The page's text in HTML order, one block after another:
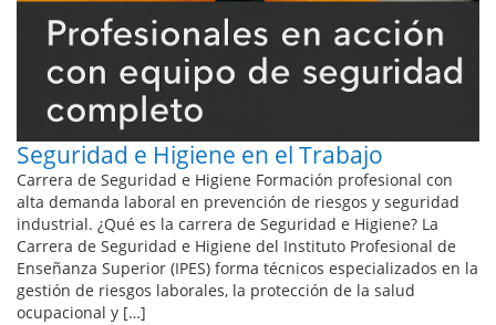
Seguridad e Higiene en el Trabajo
Carrera de Seguridad e Higiene Formación profesional con
alta demanda laboral en prevención de riesgos y seguridad
industrial. ¿Qué es la carrera de Seguridad e Higiene? La
Carrera de Seguridad e Higiene del Instituto Profesional de
Enseñanza Superior (IPES) forma técnicos especializados en la
gestión de riesgos laborales, la protección de la salud
ocupacional y […]